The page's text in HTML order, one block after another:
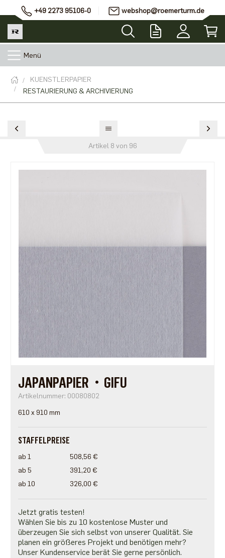
+49 2273 95106-0 webshop@roemerturm.de
Menü
KUENSTLERPAPIER
RESTAURIERUNG & ARCHIVIERUNG
Artikel 8 von 96
JAPANPAPIER・GIFU
Artikelnummer: 00080802
610 x 910 mm
STAFFELPREISE
ab 1
508,56 €
ab 5
391,20 €
ab 10
326,00 €
Jetzt gratis testen!
Wählen Sie bis zu 10 kostenlose Muster und
überzeugen Sie sich selbst von unserer Qualität. Sie
planen ein größeres Projekt und benötigen mehr?
Unser Kundenservice berät Sie gerne persönlich.